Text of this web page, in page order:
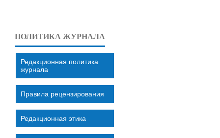
ПОЛИТИКА ЖУРНАЛА
Редакционная политика
журнала
Правила рецензирования
Редакционная этика